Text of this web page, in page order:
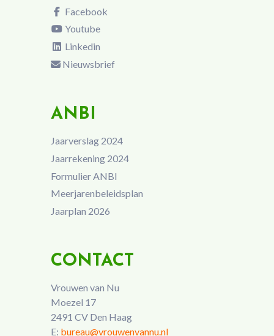
Facebook
Youtube
Linkedin
Nieuwsbrief
ANBI
Jaarverslag 2024
Jaarrekening 2024
Formulier ANBI
Meerjarenbeleidsplan
Jaarplan 2026
CONTACT
Vrouwen van Nu
Moezel 17
2491 CV Den Haag
E: bureau@vrouwenvannu.nl